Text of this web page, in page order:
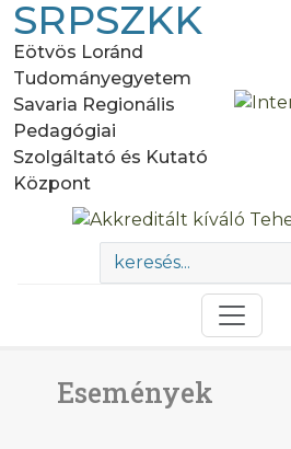
SRPSZKK
Eötvös Loránd
Tudományegyetem
Savaria Regionális
Pedagógiai
Szolgáltató és Kutató
Központ
Események